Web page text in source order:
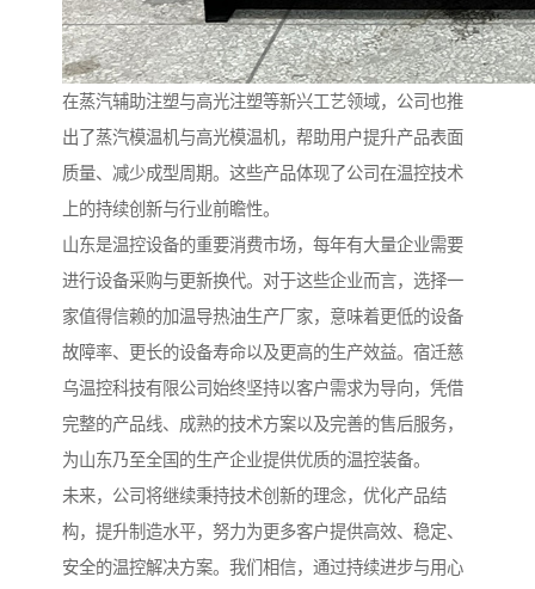
在蒸汽辅助注塑与高光注塑等新兴工艺领域，公司也推
出了蒸汽模温机与高光模温机，帮助用户提升产品表面
质量、减少成型周期。这些产品体现了公司在温控技术
上的持续创新与行业前瞻性。
山东是温控设备的重要消费市场，每年有大量企业需要
进行设备采购与更新换代。对于这些企业而言，选择一
家值得信赖的加温导热油生产厂家，意味着更低的设备
故障率、更长的设备寿命以及更高的生产效益。宿迁慈
乌温控科技有限公司始终坚持以客户需求为导向，凭借
完整的产品线、成熟的技术方案以及完善的售后服务，
为山东乃至全国的生产企业提供优质的温控装备。
未来，公司将继续秉持技术创新的理念，优化产品结
构，提升制造水平，努力为更多客户提供高效、稳定、
安全的温控解决方案。我们相信，通过持续进步与用心